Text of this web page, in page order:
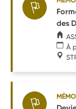
des
À